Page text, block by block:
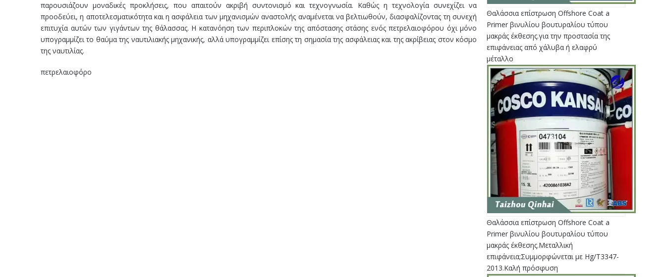
παρουσιάζουν μοναδικές προκλήσεις, που απαιτούν ακριβή συντονισμό και τεχνογνωσία. Καθώς η τεχνολογία συνεχίζει να
προοδεύει, η αποτελεσματικότητα και η ασφάλεια των μηχανισμών αναστολής αναμένεται να βελτιωθούν, διασφαλίζοντας τη συνεχή
επιτυχία αυτών των γιγάντων της θάλασσας. Η κατανόηση των περιπλοκών της απόστασης στάσης ενός πετρελαιοφόρου όχι μόνο
υπογραμμίζει το θαύμα της ναυτιλιακής μηχανικής, αλλά υπογραμμίζει επίσης τη σημασία της ασφάλειας και της ακρίβειας στον κόσμο
της ναυτιλίας.
πετρελαιοφόρο
Θαλάσσια επίστρωση Offshore Coat a
Primer βινυλίου βουτυραλίου τύπου
μακράς έκθεσης.για την προστασία της
επιφάνειας από χάλυβα ή ελαφρύ
μέταλλο
Θαλάσσια επίστρωση Offshore Coat a
Primer βινυλίου βουτυραλίου τύπου
μακράς έκθεσης.Μεταλλική
επιφάνεια;Συμμορφώνεται με Hg/T3347-
2013.Καλή πρόσφυση